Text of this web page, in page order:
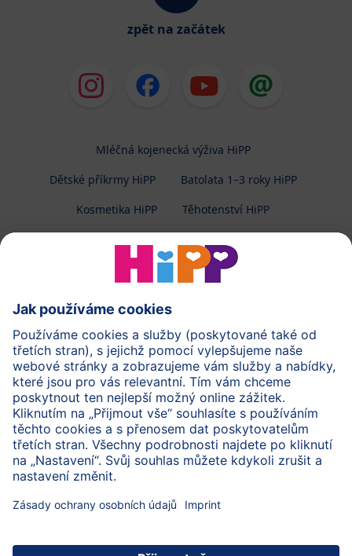
zpět na začátek
Mléčná kojenecká výživa HiPP
Dětské příkrmy HiPP
Batolata 1–3 roky HiPP
Kosmetika HiPP
Těhotenství HiPP
Ochrana osobních údajů
Zpracování osobních údajů (BabyClub)
Zpracování osobních údajů (Fotosoutěž)
Cookies a pravidla užívání webové stránky
Pravidla soutěže (Fotosoutěž)
Všeobecné podmínky
Práva Imprint